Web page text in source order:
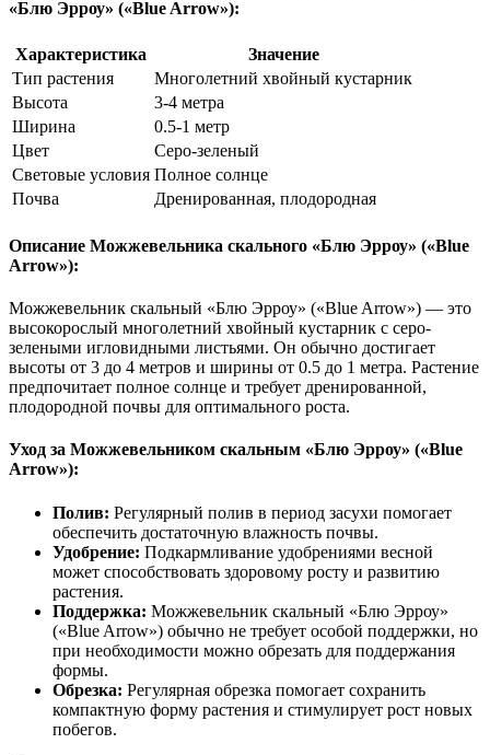
«Блю Эрроу» («Blue Arrow»):
Характеристика
Значение
Тип растения
Многолетний хвойный кустарник
Высота
3-4 метра
Ширина
0.5-1 метр
Цвет
Серо-зеленый
Световые условия Полное солнце
Почва
Дренированная, плодородная
Описание Можжевельника скального «Блю Эрроу» («Blue
Arrow»):
Можжевельник скальный «Блю Эрроу» («Blue Arrow») — это
высокорослый многолетний хвойный кустарник с серо-
зелеными игловидными листьями. Он обычно достигает
высоты от 3 до 4 метров и ширины от 0.5 до 1 метра. Растение
предпочитает полное солнце и требует дренированной,
плодородной почвы для оптимального роста.
Уход за Можжевельником скальным «Блю Эрроу» («Blue
Arrow»):
Полив: Регулярный полив в период засухи помогает
обеспечить достаточную влажность почвы.
Удобрение: Подкармливание удобрениями весной
может способствовать здоровому росту и развитию
растения.
Поддержка: Можжевельник скальный «Блю Эрроу»
(«Blue Arrow») обычно не требует особой поддержки, но
при необходимости можно обрезать для поддержания
формы.
Обрезка: Регулярная обрезка помогает сохранить
компактную форму растения и стимулирует рост новых
побегов.